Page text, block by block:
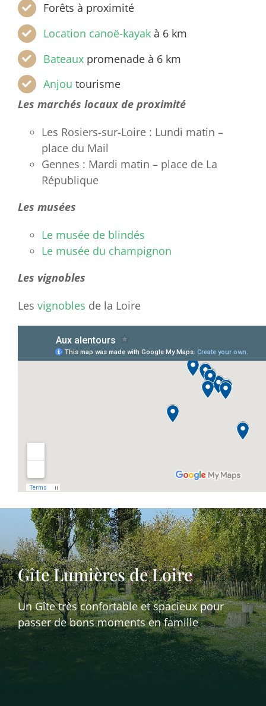
Forêts à proximité
Location canoë-kayak à 6 km
Bateaux promenade à 6 km
Anjou tourisme
Les marchés locaux de proximité
Les Rosiers-sur-Loire : Lundi matin –
place du Mail
Gennes : Mardi matin – place de La
République
Les musées
Le musée de blindés
Le musée du champignon
Les vignobles
Les vignobles de la Loire
Gîte Lumières de Loire
Un Gîte très confortable et spacieux pour
passer de bons moments en famille